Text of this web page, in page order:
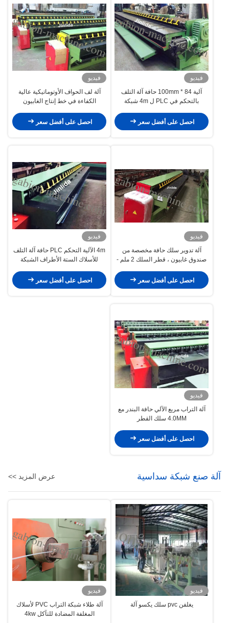
فيديو
آلية 84 * 100mm حافة آلة التلف
بالتحكم في PLC ل 4m شبكة
احصل على أفضل سعر
فيديو
آلة لف الحواف الأوتوماتيكية عالية
الكفاءة في خط إنتاج الغابيون
احصل على أفضل سعر
فيديو
آلة تدوير سلك حافة مخصصة من
صندوق غابيون ، قطر السلك 2 ملم -
احصل على أفضل سعر
فيديو
4m الآلية التحكم PLC حافة آلة التلف
للأسلاك الستة الأطراف الشبكة
احصل على أفضل سعر
فيديو
آلة التراب مربع الآلي حافة البندر مع
4.0MM سلك القطر
احصل على أفضل سعر
آلة صنع شبكة سداسية عرض المزيد >>
فيديو
يغلفن pvc سلك يكسو آلة
فيديو
آلة طلاء شبكة التراب PVC لأسلاك
المغلفة المضادة للتآكل 4kw